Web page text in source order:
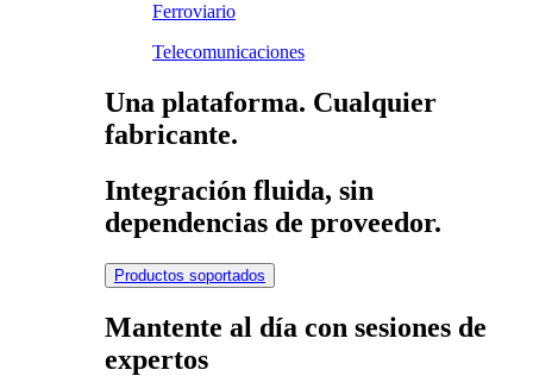
Ferroviario
Telecomunicaciones
Una plataforma. Cualquier
fabricante.
Integración fluida, sin
dependencias de proveedor.
Productos soportados
Mantente al día con sesiones de
expertos